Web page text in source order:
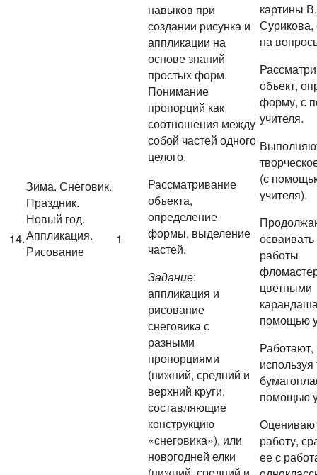
14.
Зима. Снеговик.
Праздник.
Новый год.
Аппликация.
Рисование
1
навыков при
создании рисунка и
аппликации на
основе знаний
простых форм.
Понимание
пропорций как
соотношения между
собой частей одного
целого.
Рассматривание
объекта,
определение
формы, выделение
частей.
Задание:
аппликация и
рисование
снеговика с
разными
пропорциями
(нижний, средний и
верхний круги,
составляющие
конструкцию
«снеговика»), или
новогодней елки
картины В.
Сурикова,
на
объект,
форму, с
учителя.
(с
учителя).
осваивать
работы
цветными
помощью
Работают,
используя
помощью
работу,
ее с